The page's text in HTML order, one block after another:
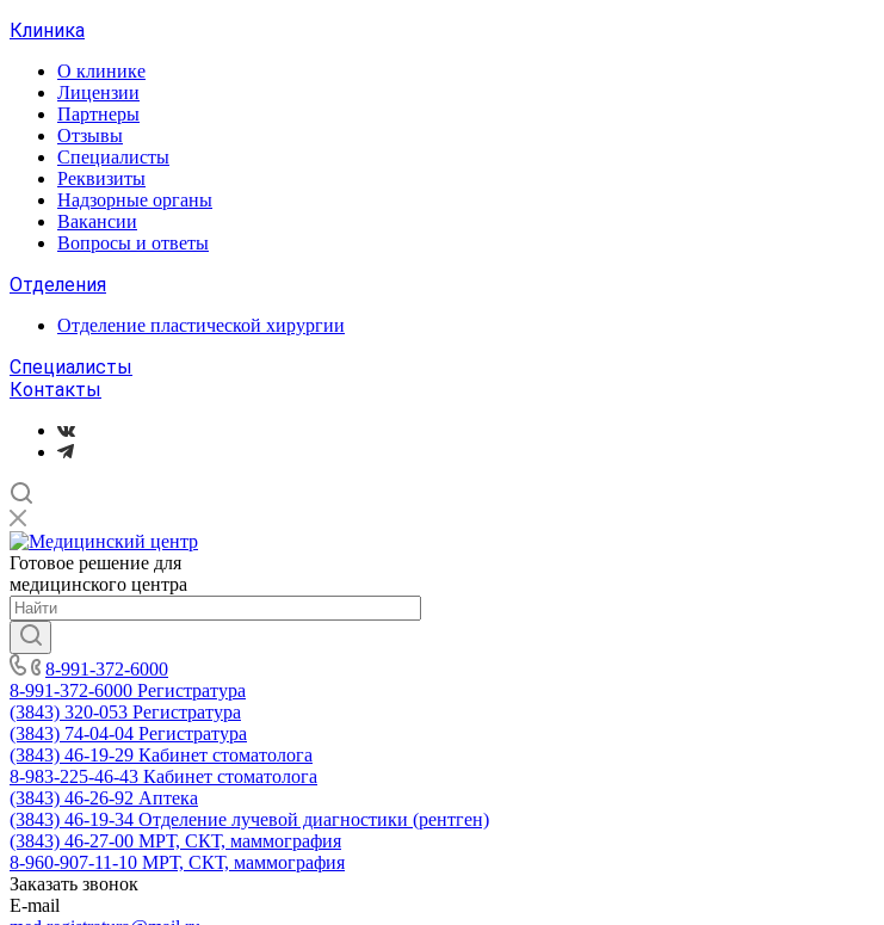
Клиника
О клинике
Лицензии
Партнеры
Отзывы
Специалисты
Реквизиты
Надзорные органы
Вакансии
Вопросы и ответы
Отделения
Отделение пластической хирургии
Специалисты
Контакты
Готовое решение для
медицинского центра
8-991-372-6000
8-991-372-6000 Регистратура
(3843) 320-053 Регистратура
(3843) 74-04-04 Регистратура
(3843) 46-19-29 Кабинет стоматолога
8-983-225-46-43 Кабинет стоматолога
(3843) 46-26-92 Аптека
(3843) 46-19-34 Отделение лучевой диагностики (рентген)
(3843) 46-27-00 МРТ, СКТ, маммография
8-960-907-11-10 МРТ, СКТ, маммография
Заказать звонок
E-mail